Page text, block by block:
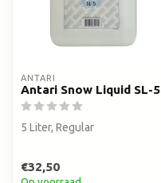
ANTARI
Antari Snow Liquid SL-5
5 Liter, Regular
€32,50